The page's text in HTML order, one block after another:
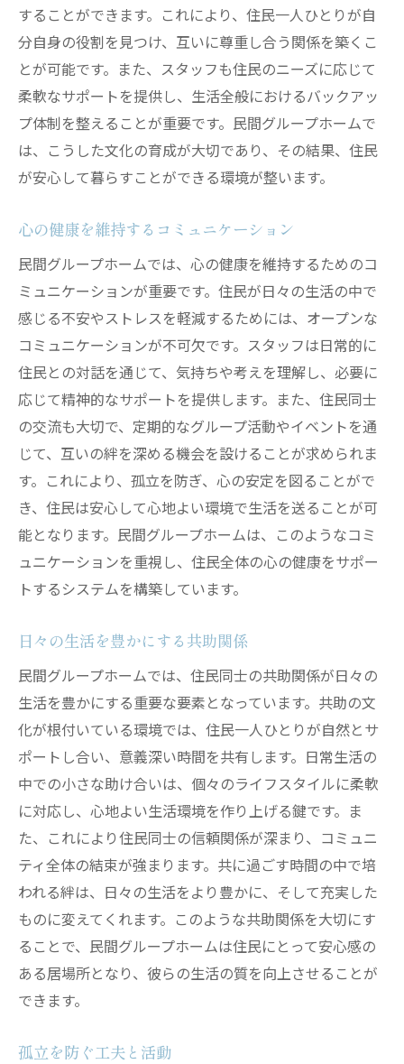
することができます。これにより、住民一人ひとりが自
分自身の役割を見つけ、互いに尊重し合う関係を築くこ
とが可能です。また、スタッフも住民のニーズに応じて
柔軟なサポートを提供し、生活全般におけるバックアッ
プ体制を整えることが重要です。民間グループホームで
は、こうした文化の育成が大切であり、その結果、住民
が安心して暮らすことができる環境が整います。
心の健康を維持するコミュニケーション
民間グループホームでは、心の健康を維持するためのコ
ミュニケーションが重要です。住民が日々の生活の中で
感じる不安やストレスを軽減するためには、オープンな
コミュニケーションが不可欠です。スタッフは日常的に
住民との対話を通じて、気持ちや考えを理解し、必要に
応じて精神的なサポートを提供します。また、住民同士
の交流も大切で、定期的なグループ活動やイベントを通
じて、互いの絆を深める機会を設けることが求められま
す。これにより、孤立を防ぎ、心の安定を図ることがで
き、住民は安心して心地よい環境で生活を送ることが可
能となります。民間グループホームは、このようなコミ
ュニケーションを重視し、住民全体の心の健康をサポー
トするシステムを構築しています。
日々の生活を豊かにする共助関係
民間グループホームでは、住民同士の共助関係が日々の
生活を豊かにする重要な要素となっています。共助の文
化が根付いている環境では、住民一人ひとりが自然とサ
ポートし合い、意義深い時間を共有します。日常生活の
中での小さな助け合いは、個々のライフスタイルに柔軟
に対応し、心地よい生活環境を作り上げる鍵です。ま
た、これにより住民同士の信頼関係が深まり、コミュニ
ティ全体の結束が強まります。共に過ごす時間の中で培
われる絆は、日々の生活をより豊かに、そして充実した
ものに変えてくれます。このような共助関係を大切にす
ることで、民間グループホームは住民にとって安心感の
ある居場所となり、彼らの生活の質を向上させることが
できます。
孤立を防ぐ工夫と活動